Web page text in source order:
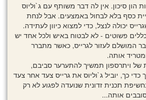
הון סיכון. אין לה דבר משותף עם ג`וליוס
כסף בלא לבחול באמצעים. אבל לנחת
יכולה לנצל, כדי למצוא כיוון לעתידה.
כללים פשוטים - לא לבטוח באיש ולכל אחד יש
המושלם לעזור לגרייס, כאשר מתברר
אותה.
של ויתרספון תמשיך להתערער סביבם,
כדי כך, יוביל ג`וליוס את גרייס צעד אחר צעד
תכנית זדונית שנועדה לפגוע לא רק
אותה...